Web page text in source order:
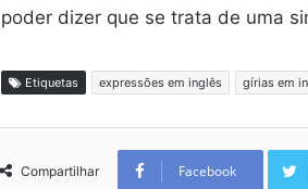
poder dizer que se trata de uma
Etiquetas expressões em inglês gírias em
Compartilhar Facebook